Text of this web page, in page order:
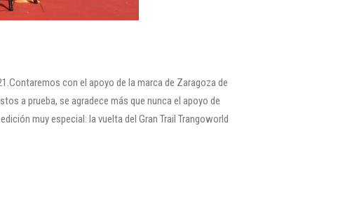
con el apoyo de la marca de Zaragoza de
a prueba, se agradece más que nunca el apoyo de
muy especial: la vuelta del Gran Trail Trangoworld